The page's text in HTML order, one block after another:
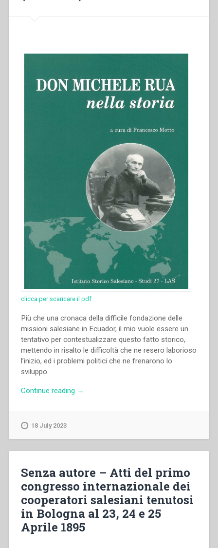
place
clicca per scaricare il pdf
Più che una cronaca della difficile fondazione delle
missioni salesiane in Ecuador, il mio vuole essere un
tentativo per contestualizzare questo fatto storico,
mettendo in risalto le difficoltà che ne resero laborioso
l’inizio, ed i problemi politici che ne frenarono lo
sviluppo.
Continue reading “Juan
dell’Ecuador”,
in
“Don
Michele
Rua
nella
→
18 July 2023
Senza autore – Atti del primo
congresso internazionale dei
cooperatori salesiani tenutosi
in Bologna al 23, 24 e 25
Aprile 1895